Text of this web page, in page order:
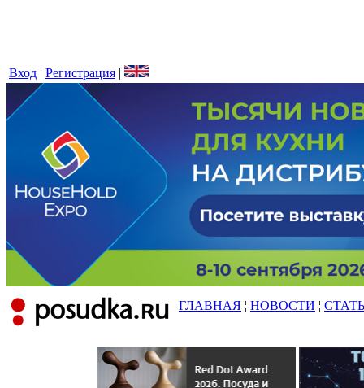
Вход | Регистрация |
ГЛАВНАЯ ¦ НОВОСТИ ¦